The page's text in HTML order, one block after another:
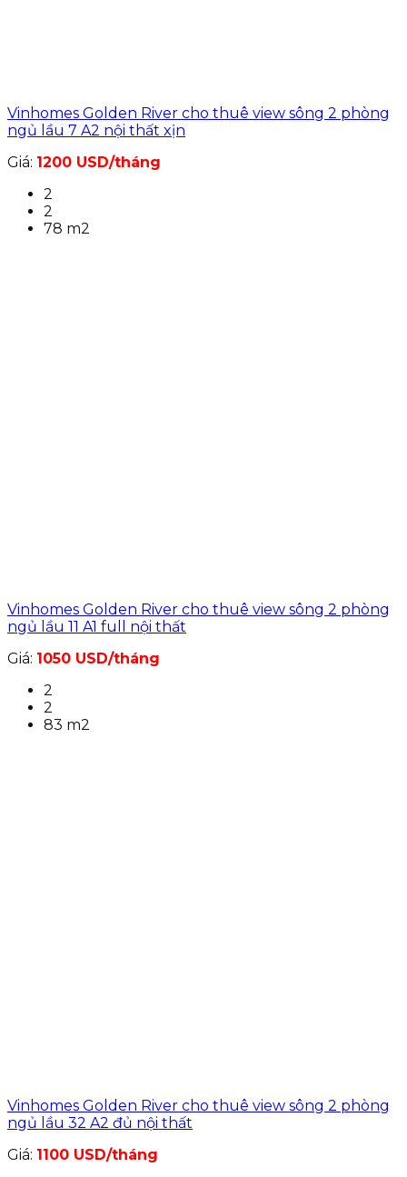
Vinhomes Golden River cho thuê view sông 2 phòng
ngủ lầu 7 A2 nội thất xịn
Giá: 1200 USD/tháng
2
2
78 m2
Vinhomes Golden River cho thuê view sông 2 phòng
ngủ lầu 11 A1 full nội thất
Giá: 1050 USD/tháng
2
2
83 m2
Vinhomes Golden River cho thuê view sông 2 phòng
ngủ lầu 32 A2 đủ nội thất
Giá: 1100 USD/tháng